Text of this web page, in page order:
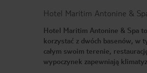
Hotel Maritim Antonine &
Hotel Maritim Antonine & Spa
korzystać z dwóch basenów, w
całym swoim terenie,
wypoczynek zapewniają